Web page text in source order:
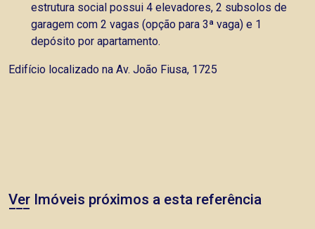
estrutura social possui 4 elevadores, 2 subsolos de
garagem com 2 vagas (opção para 3ª vaga) e 1
depósito por apartamento.
Edifício localizado na Av. João Fiusa, 1725
Ver Imóveis próximos a esta referência